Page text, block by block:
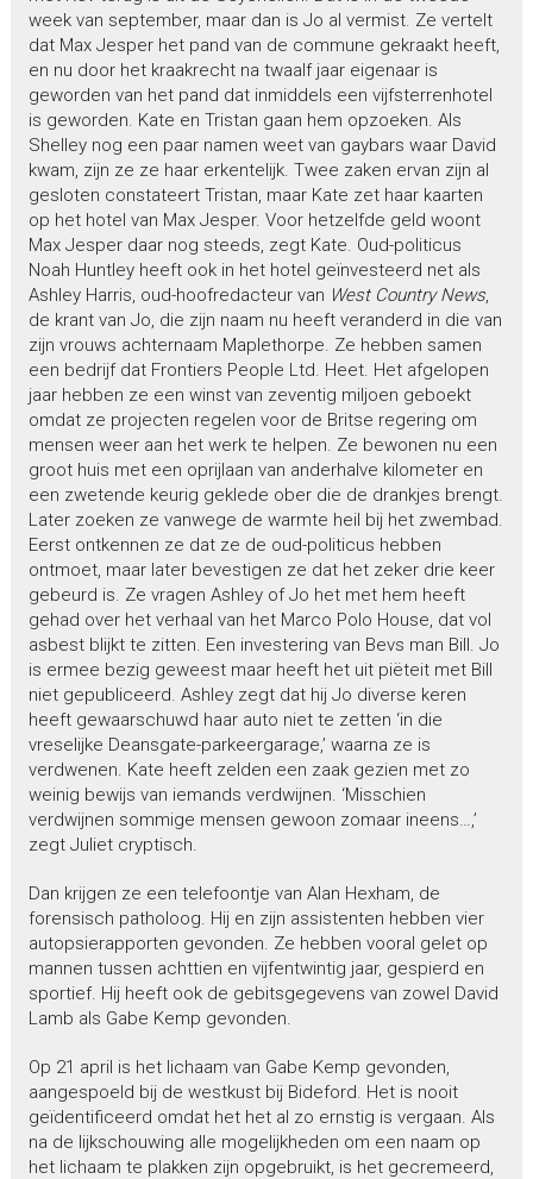
week van september, maar dan is Jo al vermist. Ze vertelt
dat Max Jesper het pand van de commune gekraakt heeft,
en nu door het kraakrecht na twaalf jaar eigenaar is
geworden van het pand dat inmiddels een vijfsterrenhotel
is geworden. Kate en Tristan gaan hem opzoeken. Als
Shelley nog een paar namen weet van gaybars waar David
kwam, zijn ze ze haar erkentelijk. Twee zaken ervan zijn al
gesloten constateert Tristan, maar Kate zet haar kaarten
op het hotel van Max Jesper. Voor hetzelfde geld woont
Max Jesper daar nog steeds, zegt Kate. Oud-politicus
Noah Huntley heeft ook in het hotel geïnvesteerd net als
Ashley Harris, oud-hoofredacteur van West Country News,
de krant van Jo, die zijn naam nu heeft veranderd in die van
zijn vrouws achternaam Maplethorpe. Ze hebben samen
een bedrijf dat Frontiers People Ltd. Heet. Het afgelopen
jaar hebben ze een winst van zeventig miljoen geboekt
omdat ze projecten regelen voor de Britse regering om
mensen weer aan het werk te helpen. Ze bewonen nu een
groot huis met een oprijlaan van anderhalve kilometer en
een zwetende keurig geklede ober die de drankjes brengt.
Later zoeken ze vanwege de warmte heil bij het zwembad.
Eerst ontkennen ze dat ze de oud-politicus hebben
ontmoet, maar later bevestigen ze dat het zeker drie keer
gebeurd is. Ze vragen Ashley of Jo het met hem heeft
gehad over het verhaal van het Marco Polo House, dat vol
asbest blijkt te zitten. Een investering van Bevs man Bill. Jo
is ermee bezig geweest maar heeft het uit piëteit met Bill
niet gepubliceerd. Ashley zegt dat hij Jo diverse keren
heeft gewaarschuwd haar auto niet te zetten ‘in die
vreselijke Deansgate-parkeergarage,’ waarna ze is
verdwenen. Kate heeft zelden een zaak gezien met zo
weinig bewijs van iemands verdwijnen. ‘Misschien
verdwijnen sommige mensen gewoon zomaar ineens…,’
zegt Juliet cryptisch.
Dan krijgen ze een telefoontje van Alan Hexham, de
forensisch patholoog. Hij en zijn assistenten hebben vier
autopsierapporten gevonden. Ze hebben vooral gelet op
mannen tussen achttien en vijfentwintig jaar, gespierd en
sportief. Hij heeft ook de gebitsgegevens van zowel David
Lamb als Gabe Kemp gevonden.
Op 21 april is het lichaam van Gabe Kemp gevonden,
aangespoeld bij de westkust bij Bideford. Het is nooit
geïdentificeerd omdat het het al zo ernstig is vergaan. Als
na de lijkschouwing alle mogelijkheden om een naam op
het lichaam te plakken zijn opgebruikt, is het gecremeerd,